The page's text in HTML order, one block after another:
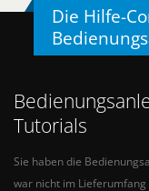
Die Hilfe-
Tutorials
Sie haben die
war nicht im